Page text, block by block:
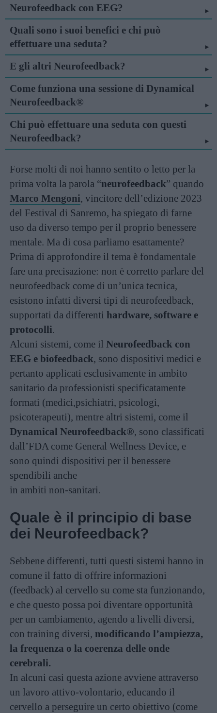
Neurofeedback con EEG?
Quali sono i suoi benefici e chi può
effettuare una seduta?
E gli altri Neurofeedback?
Come funziona una sessione di Dynamical
Neurofeedback®
Chi può effettuare una seduta con questi
Neurofeedback?
Forse molti di noi hanno sentito o letto per la
prima volta la parola “neurofeedback” quando
Marco Mengoni, vincitore dell’edizione 2023
del Festival di Sanremo, ha spiegato di farne
uso da diverso tempo per il proprio benessere
mentale. Ma di cosa parliamo esattamente?
Prima di approfondire il tema è fondamentale
fare una precisazione: non è corretto parlare del
neurofeedback come di un’unica tecnica,
esistono infatti diversi tipi di neurofeedback,
supportati da differenti hardware, software e
protocolli.
Alcuni sistemi, come il Neurofeedback con
EEG e biofeedback, sono dispositivi medici e
pertanto applicati esclusivamente in ambito
sanitario da professionisti specificatamente
formati (medici,psichiatri, psicologi,
psicoterapeuti), mentre altri sistemi, come il
Dynamical Neurofeedback®, sono classificati
dall’FDA come General Wellness Device, e
sono quindi dispositivi per il benessere
spendibili anche
in ambiti non-sanitari.
Quale è il principio di base
dei Neurofeedback?
Sebbene differenti, tutti questi sistemi hanno in
comune il fatto di offrire informazioni
(feedback) al cervello su come sta funzionando,
e che questo possa poi diventare opportunità
per un cambiamento, agendo a livelli diversi,
con training diversi, modificando l’ampiezza,
la frequenza o la coerenza delle onde
cerebrali.
In alcuni casi questa azione avviene attraverso
un lavoro attivo-volontario, educando il
cervello a perseguire un certo obiettivo (come